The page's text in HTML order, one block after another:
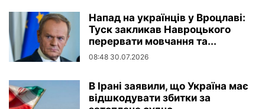
Напад на українців у Вроцлаві:
Туск закликав Навроцького
перервати мовчання та...
08:48 30.07.2026
В Ірані заявили, що Україна має
відшкодувати збитки за